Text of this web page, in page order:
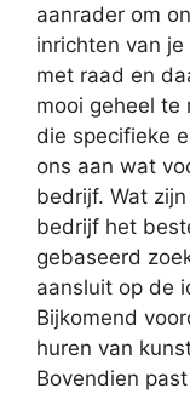
aanrader om
inrichten van
met raad en
mooi geheel te
die specifieke
ons aan wat
bedrijf. Wat
bedrijf het
gebaseerd
aansluit op de
Bijkomend
huren van
Bovendien